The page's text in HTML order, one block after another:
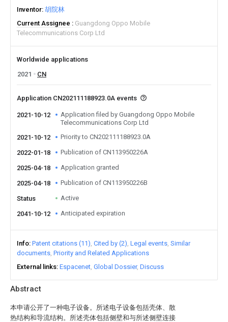
Abstract
本申请公开了一种电子设备。所述电子设备包括壳体、散
热结构和导流结构。所述壳体包括侧壁和与所述侧壁连接
Inventor 胡院林
Current Assignee
Guangdong Oppo Mobile
Telecommunications Corp Ltd
Worldwide applications
2021
CN
Application CN202111188923.0A events
2021-10-12
Application filed by Guangdong Oppo Mobile
Telecommunications Corp Ltd
2021-10-12
Priority to CN202111188923.0A
2022-01-18 Publication of CN113950226A
2025-04-18 Application granted
2025-04-18 Publication of CN113950226B
Status Active
2041-10-12 Anticipated expiration
Info Patent citations (11) Cited by (2) Legal events Similar
documents Priority and Related Applications
External links Espacenet Global Dossier Discuss